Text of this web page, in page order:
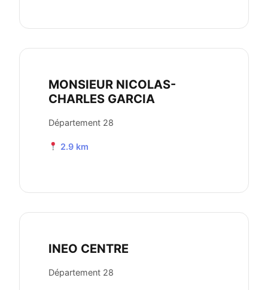
MONSIEUR NICOLAS-
CHARLES GARCIA
Département 28
2.9 km
INEO CENTRE
Département 28